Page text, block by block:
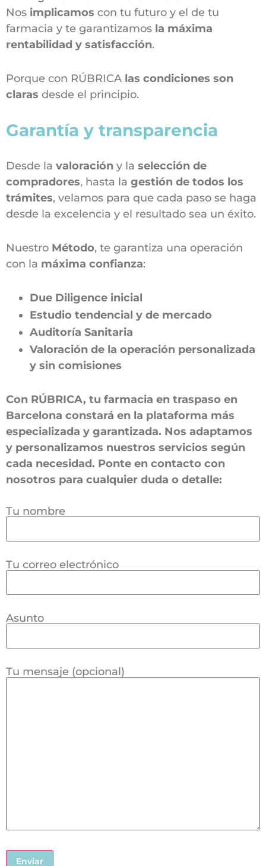
Nos implicamos con tu futuro y el de tu
farmacia y te garantizamos la máxima
rentabilidad y satisfacción.
Porque con RÚBRICA las condiciones son
claras desde el principio.
Garantía y transparencia
Desde la valoración y la selección de
compradores, hasta la gestión de todos los
trámites, velamos para que cada paso se haga
desde la excelencia y el resultado sea un éxito.
Nuestro Método, te garantiza una operación
con la máxima confianza:
Due Diligence inicial
Estudio tendencial y de mercado
Auditoría Sanitaria
Valoración de la operación personalizada
y sin comisiones
Con RÚBRICA, tu farmacia en traspaso en
Barcelona constará en la plataforma más
especializada y garantizada. Nos adaptamos
y personalizamos nuestros servicios según
cada necesidad. Ponte en contacto con
nosotros para cualquier duda o detalle:
Tu nombre
Tu correo electrónico
Asunto
Tu mensaje (opcional)